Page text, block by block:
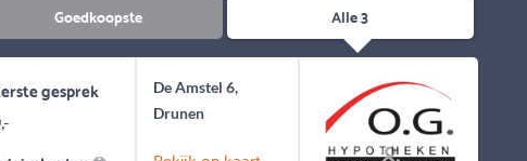
Goedkoopste Alle 3
gesprek
De Amstel 6,
Drunen